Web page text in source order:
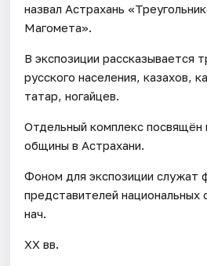
назвал Астрахань
Магомета».
В экспозиции рассказывается
русского населения, казахов,
татар, ногайцев.
Отдельный комплекс посвящён
общины в Астрахани.
Фоном для экспозиции служат
представителей
нач.
XX вв.